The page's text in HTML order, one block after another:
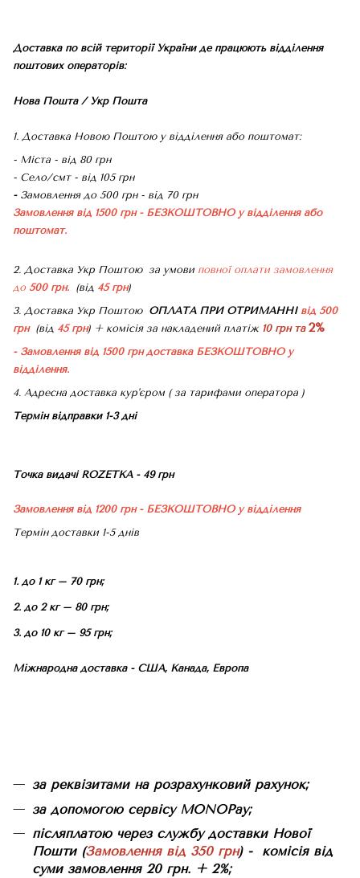
Доставка по всій території України де працюють відділення
поштових операторів:
Нова Пошта / Укр Пошта
1. Доставка Новою Поштою у відділення або поштомат:
- Міста - від 80 грн
- Село/смт - від 105 грн
-Замовлення до 500 грн - від 70 грн
Замовлення від 1500 грн - БЕЗКОШТОВНО у відділення або
поштомат.
2. Доставка Укр Поштою за умови повної оплати замовлення
до 500 грн. (від 45 грн)
3. Доставка Укр ПоштоюОПЛАТА ПРИ ОТРИМАННІ від 500
грн (від 45 грн) + комісія за накладений платіж 10 грн та 2%
- Замовлення від 1500 грн доставка БЕЗКОШТОВНО у
відділення.
4. Адресна доставка кур'єром ( за тарифами оператора )
Термін відправки 1-3 дні
Точка видачі ROZETKA - 49 грн
Замовлення від 1200 грн - БЕЗКОШТОВНО у відділення
Термін доставки 1-5 днів
1. до 1 кг – 70 грн;
2. до 2 кг – 80 грн;
3. до 10 кг – 95 грн;
Міжнародна доставка - США, Канада, Европа
за реквізитами на розрахунковий рахунок;
за допомогою сервісу MONOPay;
післяплатою через службу доставки Нової
Пошти (Замовлення від 350 грн) - комісія від
суми замовлення 20 грн. + 2%;